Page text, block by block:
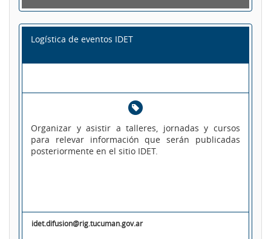
Logística de eventos IDET
Organizar y asistir a talleres, jornadas y cursos
para relevar información que serán publicadas
posteriormente en el sitio IDET.
idet.difusion@rig.tucuman.gov.ar